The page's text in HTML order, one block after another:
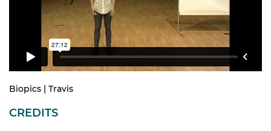
Biopics | Travis
CREDITS